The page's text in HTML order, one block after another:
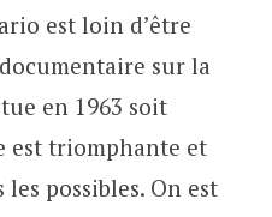
est loin d’être
sur la
en 1963 soit
est triomphante et
possibles. On est